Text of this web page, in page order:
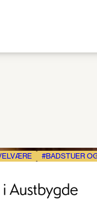
BADSTUER
Austbygde